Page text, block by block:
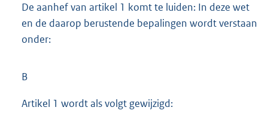
De aanhef van artikel 1 komt te luiden: In deze wet
en de daarop berustende bepalingen wordt verstaan
onder:
B
Artikel 1 wordt als volgt gewijzigd: